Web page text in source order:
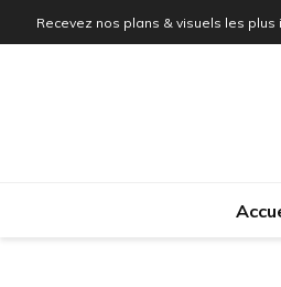
Recevez nos plans & visuels les